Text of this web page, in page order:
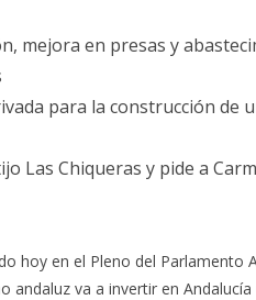
mejora en presas y
para la construcción de
Chiqueras y pide a
hoy en el Pleno del Parlamento
va a invertir en